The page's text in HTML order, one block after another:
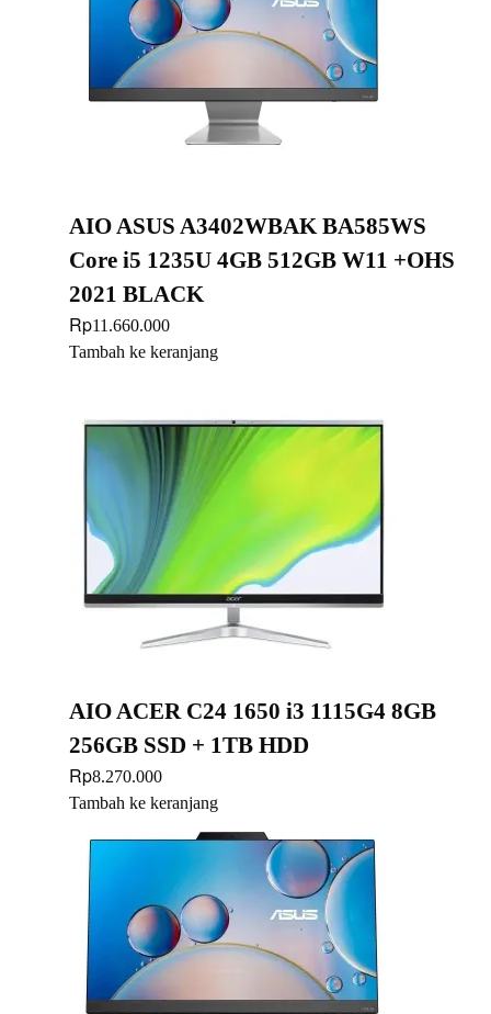
AIO ASUS A3402WBAK BA585WS
Core i5 1235U 4GB 512GB W11 +OHS
2021 BLACK
Rp11.660.000
Tambah ke keranjang
AIO ACER C24 1650 i3 1115G4 8GB
256GB SSD + 1TB HDD
Rp8.270.000
Tambah ke keranjang